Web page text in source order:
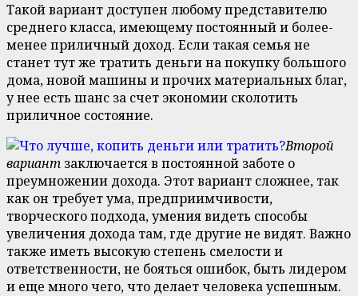
Такой вариант доступен любому представителю
среднего класса, имеющему постоянный и более-
менее приличный доход. Если такая семья не
станет тут же тратить деньги на покупку большого
дома, новой машины и прочих материальных благ,
у нее есть шанс за счет экономии сколотить
приличное состояние.
Второй
вариант заключается в постоянной заботе о
преумножении дохода. Этот вариант сложнее, так
как он требует ума, предприимчивости,
творческого подхода, умения видеть способы
увеличения дохода там, где другие не видят. Важно
также иметь высокую степень смелости и
ответственности, не бояться ошибок, быть лидером
и еще много чего, что делает человека успешным.